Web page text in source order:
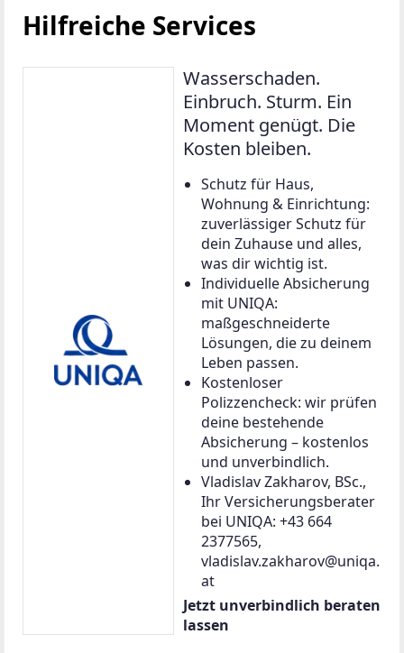
Hilfreiche Services
Wasserschaden.
Einbruch. Sturm. Ein
Moment genügt. Die
Kosten bleiben.
Schutz für Haus,
Wohnung & Einrichtung:
zuverlässiger Schutz für
dein Zuhause und alles,
was dir wichtig ist.
Individuelle Absicherung
mit UNIQA:
maßgeschneiderte
Lösungen, die zu deinem
Leben passen.
Kostenloser
Polizzencheck: wir prüfen
deine bestehende
Absicherung – kostenlos
und unverbindlich.
Vladislav Zakharov, BSc.,
Ihr Versicherungsberater
bei UNIQA: +43 664
2377565,
vladislav.zakharov@uniqa.
at
Jetzt unverbindlich beraten
lassen